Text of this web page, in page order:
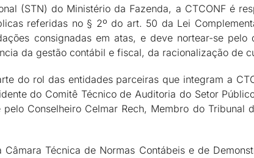
(STN) do Ministério da Fazenda, a CTCONF é
referidas no § 2º do art. 50 da Lei
consignadas em atas, e deve nortear-se
da gestão contábil e fiscal, da racionalização de
do rol das entidades parceiras que integram a
do Comitê Técnico de Auditoria do Setor
Conselheiro Celmar Rech, Membro do Tribunal
Técnica de Normas Contábeis e de